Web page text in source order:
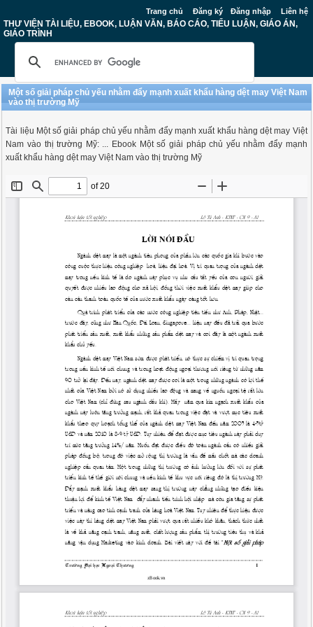
Trang chủ Đăng ký Đăng nhập Liên hệ
THƯ VIỆN TÀI LIỆU, EBOOK, LUẬN VĂN, BÁO CÁO, TIỂU LUẬN, GIÁO ÁN,
GIÁO TRÌNH
Một số giải pháp chủ yếu nhằm đẩy mạnh xuất khẩu hàng dệt may Việt Nam
vào thị trường Mỹ
Tài liệu Một số giải pháp chủ yếu nhằm đẩy mạnh xuất khẩu hàng dệt may Việt
Nam vào thị trường Mỹ: ... Ebook Một số giải pháp chủ yếu nhằm đẩy mạnh
xuất khẩu hàng dệt may Việt Nam vào thị trường Mỹ